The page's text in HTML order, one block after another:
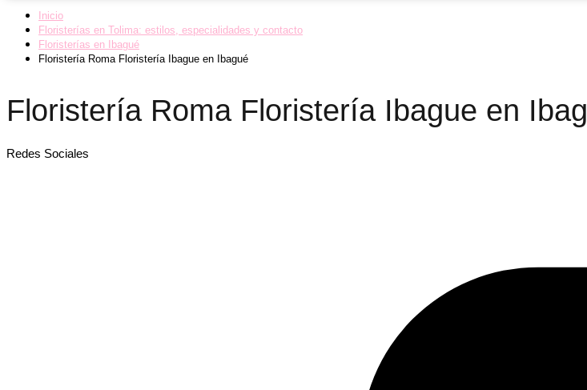
Inicio
Floristerías en Tolima: estilos, especialidades y contacto
Floristerías en Ibagué
Floristería Roma Floristería Ibague en Ibagué
Floristería Roma Floristería Ibague en
Redes Sociales